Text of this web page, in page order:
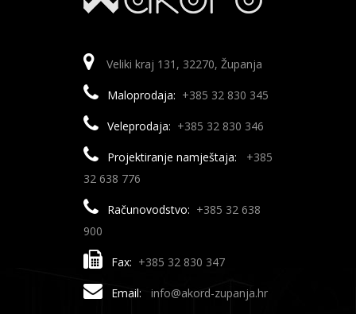
Veliki kraj 131, 32270, Županja
Maloprodaja: +385 32 830 345
Veleprodaja: +385 32 830 346
Projektiranje namještaja:
+385
32 638 776
Računovodstvo: +385 32 638
900
Fax: +385 32 830 347
Email: info@akord-zupanja.hr